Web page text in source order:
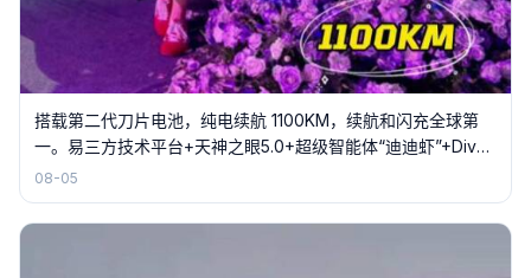
搭载第二代刀片电池，纯电续航 1100KM，续航和闪充全球第
一。易三方技术平台+天神之眼5.0+超级智能体“迪迪虾”+Diva
智能伙伴。
08-05